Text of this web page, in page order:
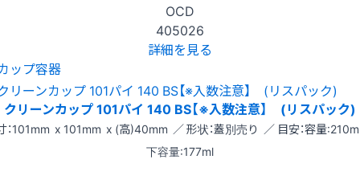
OCD
405026
詳細を見る
ップ容器
クリーンカップ 101パイ 140 BS【※入数注意】 (リスパック)
：101mm x 101mm x (高)40mm ／ 形状：蓋別売り ／ 目安：容量
下容量:177ml